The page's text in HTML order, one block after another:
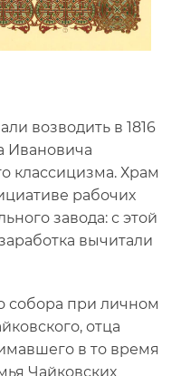
возводить в 1816
Ивановича
классицизма. Храм
рабочих
завода: с этой
вычитали
собора при личном
отца
в то время
Чайковских